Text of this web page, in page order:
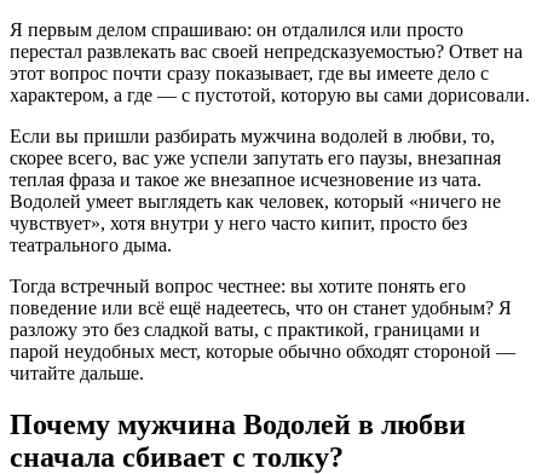
Я первым делом спрашиваю: он отдалился или просто
перестал развлекать вас своей непредсказуемостью? Ответ на
этот вопрос почти сразу показывает, где вы имеете дело с
характером, а где — с пустотой, которую вы сами дорисовали.
Если вы пришли разбирать мужчина водолей в любви, то,
скорее всего, вас уже успели запутать его паузы, внезапная
теплая фраза и такое же внезапное исчезновение из чата.
Водолей умеет выглядеть как человек, который «ничего не
чувствует», хотя внутри у него часто кипит, просто без
театрального дыма.
Тогда встречный вопрос честнее: вы хотите понять его
поведение или всё ещё надеетесь, что он станет удобным? Я
разложу это без сладкой ваты, с практикой, границами и
парой неудобных мест, которые обычно обходят стороной —
читайте дальше.
Почему мужчина Водолей в любви
сначала сбивает с толку?